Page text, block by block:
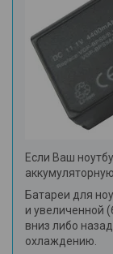
Если Ваш
Батареи для
и увеличенной
вниз либо
охлаждению.